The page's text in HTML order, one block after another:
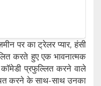
पर का ट्रेलर प्यार, हंसी
करते हुए एक भावनात्मक
प्रफुल्लित करने वाले
करने के साथ-साथ उनका